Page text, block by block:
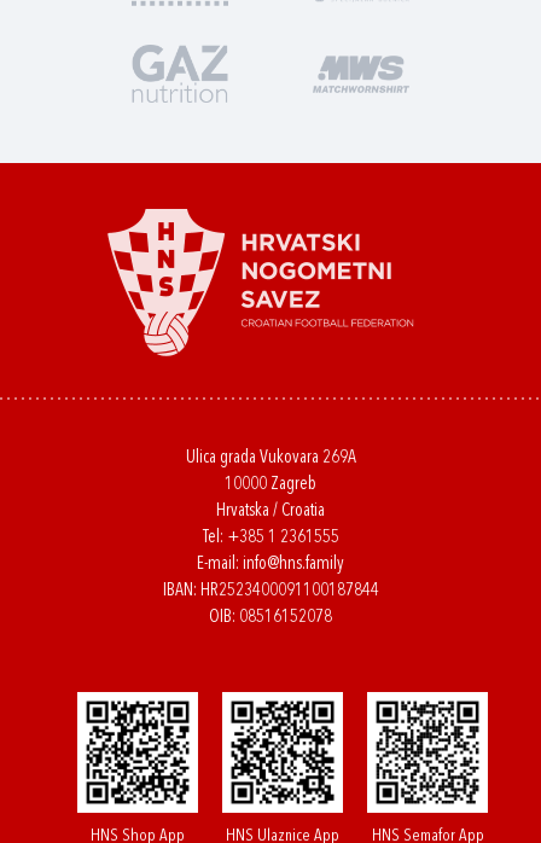
Ulica grada Vukovara 269A
10000 Zagreb
Hrvatska / Croatia
Tel: +385 1 2361555
E-mail: info@hns.family
IBAN: HR2523400091100187844
OIB: 08516152078
HNS Shop App HNS Ulaznice App HNS Semafor App